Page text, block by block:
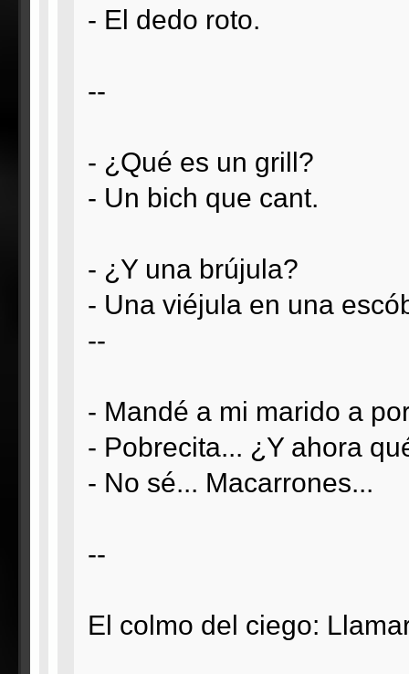
- El dedo roto.
--
- ¿Qué es un grill?
- Un bich que cant.
- ¿Y una brújula?
- Una viéjula en una
--
- Mandé a mi marido a
- Pobrecita... ¿Y ahora
- No sé... Macarrones...
--
El colmo del ciego: